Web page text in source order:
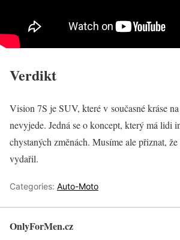
Verdikt
Vision 7S je SUV, které v současné kráse
nevyjede. Jedná se o koncept, který má lidi
chystaných změnách. Musíme ale přiznat, že
vydařil.
Categories: Auto-Moto
OnlyForMen.cz